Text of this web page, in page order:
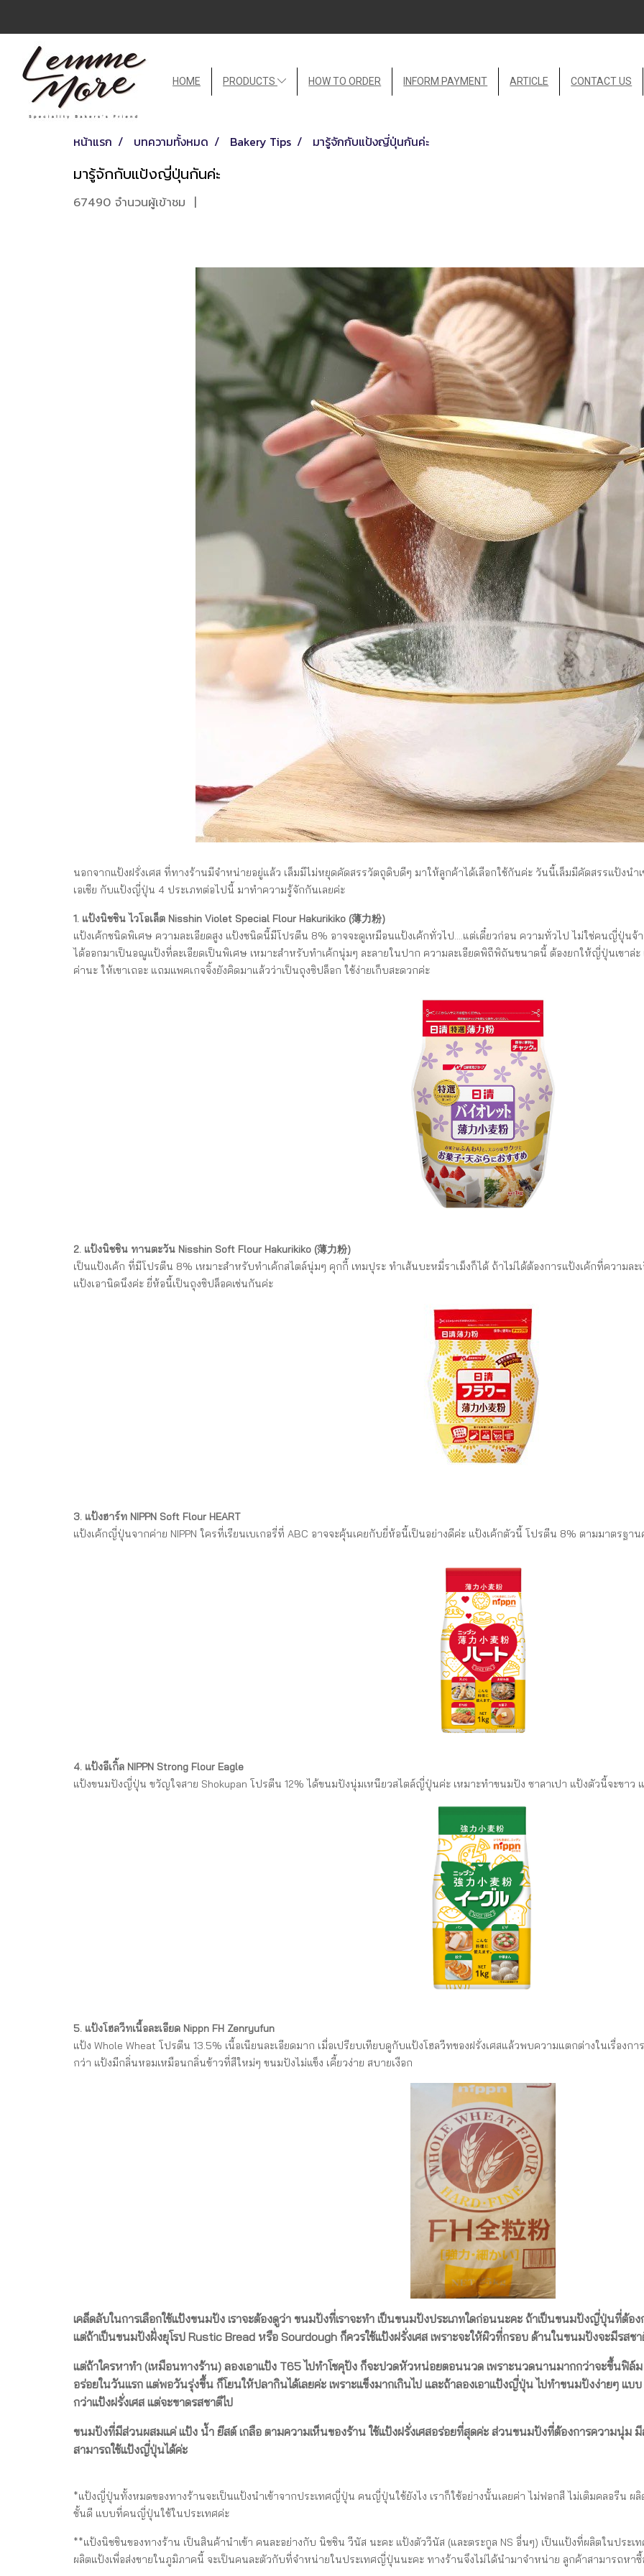
HOME PRODUCTS HOW TO ORDER INFORM PAYMENT ARTICLE CONTACT US
หน้าแรก บทความทั้งหมด Bakery Tips มารู้จักกับแป้งญี่ปุ่นกันค่ะ
มารู้จักกับแป้งญี่ปุ่นกันค่ะ
67490 จำนวนผู้เข้าชม |
นอกจากแป้งฝรั่งเศส ที่ทางร้านมีจำหน่ายอยู่แล้ว เล็มมีไม่หยุดคัดสรรวัตถุดิบดีๆ มาให้ลูกค้าได้เลือกใช้กันค่ะ วันนี้เล็มมีคัดสรรแป้งน
เอเชีย กับแป้งญี่ปุ่น 4 ประเภทต่อไปนี้ มาทำความรู้จักกันเลยค่ะ
1. แป้งนิชชิน ไวโอเล็ต Nisshin Violet Special Flour Hakurikiko (薄力粉)
แป้งเค้กชนิดพิเศษ ความละเอียดสูง แป้งชนิดนี้มีโปรตีน 8% อาจจะดูเหมือนแป้งเค้กทั่วไป....แต่เดี๋ยวก่อน ความทั่วไป ไม่ใช่คนญี่ปุ่นจ้
ได้ออกมาเป็นอณูแป้งที่ละเอียดเป็นพิเศษ เหมาะสำหรับทำเค้กนุ่มๆ ละลายในปาก ความละเอียดพิถีพิถันขนาดนี้ ต้องยกให้ญี่ปุ่นเขาล่
ค่านะ ให้เขาเถอะ แถมแพคเกจจิ้งยังคิดมาแล้วว่าเป็นถุงซิปล็อก ใช้ง่ายเก็บสะดวกค่ะ
2. แป้งนิชชิน ทานตะวัน Nisshin Soft Flour Hakurikiko (薄力粉)
เป็นแป้งเค้ก ที่มีโปรตีน 8% เหมาะสำหรับทำเค้กสไตล์นุ่มๆ คุกกี้ เทมปุระ ทำเส้นบะหมี่ราเม็งก็ได้ ถ้าไม่ได้ต้องการแป้งเค้กที่ความละ
แป้งเอานิดนึงค่ะ ยี่ห้อนี้เป็นถุงซิปล็อคเช่นกันค่ะ
3. แป้งฮาร์ท NIPPN Soft Flour HEART
แป้งเค้กญี่ปุ่นจากค่าย NIPPN ใครที่เรียนเบเกอรี่ที่ ABC อาจจะคุ้นเคยกับยี่ห้อนี้เป็นอย่างดีค่ะ แป้งเค้กตัวนี้ โปรตีน 8% ตามมาตรฐา
4. แป้งอีเกิ้ล NIPPN Strong Flour Eagle
แป้งขนมปังญี่ปุ่น ขวัญใจสาย Shokupan โปรตีน 12% ได้ขนมปังนุ่มเหนียวสไตล์ญี่ปุ่นค่ะ เหมาะทำขนมปัง ซาลาเปา แป้งตัวนี้จะขาว
5. แป้งโฮลวีทเนื้อละเอียด Nippn FH Zenryufun
แป้ง Whole Wheat โปรตีน 13.5% เนื้อเนียนละเอียดมาก เมื่อเปรียบเทียบดูกับแป้งโฮลวีทของฝรั่งเศสแล้วพบความแตกต่างในเรื่อง
กว่า แป้งมีกลิ่นหอมเหมือนกลิ่นข้าวที่สีใหม่ๆ ขนมปังไม่แข็ง เคี้ยวง่าย สบายเงือก
เคล็ดลับในการเลือกใช้แป้งขนมปัง เราจะต้องดูว่า ขนมปังที่เราจะทำ เป็นขนมปังประเภทใดก่อนนะคะ ถ้าเป็นขนมปังญี่ปุ่นที่ต้
แต่ถ้าเป็นขนมปังฝั่งยุโรป Rustic Bread หรือ Sourdough ก็ควรใช้แป้งฝรั่งเศส เพราะจะให้ผิวที่กรอบ ด้านในขนมปังจะมีรส
แต่ถ้าใครหาทำ (เหมือนทางร้าน) ลองเอาแป้ง T65 ไปทำโชคุปัง ก็จะปวดหัวหน่อยตอนนวด เพราะนวดนานมากกว่าจะขึ้นฟิล์
อร่อยในวันแรก แต่พอวันรุ่งขึ้น ก็โยนให้ปลากินได้เลยค่ะ เพราะแข็งมากเกินไป และถ้าลองเอาแป้งญี่ปุ่น ไปทำขนมปังง่ายๆ แ
กว่าแป้งฝรั่งเศส แต่จะขาดรสชาติไป
ขนมปังที่มีส่วนผสมแค่ แป้ง น้ำ ยีสต์ เกลือ ตามความเห็นของร้าน ใช้แป้งฝรั่งเศสอร่อยที่สุดค่ะ ส่วนขนมปังที่ต้องการความนุ่ม
สามารถใช้แป้งญี่ปุ่นได้ค่ะ
*แป้งญี่ปุ่นทั้งหมดของทางร้านจะเป็นแป้งนำเข้าจากประเทศญี่ปุ่น คนญี่ปุ่นใช้ยังไง เราก็ใช้อย่างนั้นเลยค่า ไม่ฟอกสี ไม่เติมคลอรีน ผ
ชั้นดี แบบที่คนญี่ปุ่นใช้ในประเทศค่ะ
**แป้งนิชชินของทางร้าน เป็นสินค้านำเข้า คนละอย่างกับ นิชชิน วีนัส นะคะ แป้งตัววีนัส (และตระกูล NS อื่นๆ) เป็นแป้งที่ผลิตในประ
ผลิตแป้งเพื่อส่งขายในภูมิภาคนี้ จะเป็นคนละตัวกับที่จำหน่ายในประเทศญี่ปุ่นนะคะ ทางร้านจึงไม่ได้นำมาจำหน่าย ลูกค้าสามารถหาซื้